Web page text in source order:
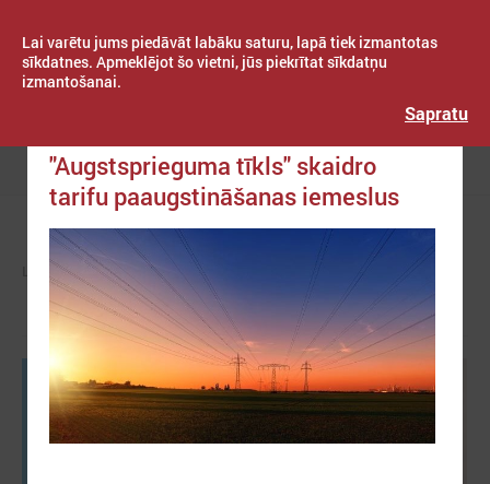
Lai varētu jums piedāvāt labāku saturu, lapā tiek izmantotas
sīkdatnes. Apmeklējot šo vietni, jūs piekrītat sīkdatņu
izmantošanai.
Sapratu
Izvēlne
KOMITEJAS TAUTSAIMNIECĪBAS KOMITEJA
"Augstsprieguma tīkls" skaidro
tarifu paaugstināšanas iemeslus